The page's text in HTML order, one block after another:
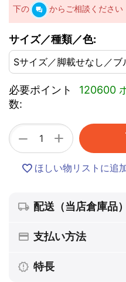
下の
からご相談ください
サイズ／種類／色:
必要ポイント
数:
120600
+
−
ほしい物リストに追
配送（当店倉庫品）
支払い方法
特長